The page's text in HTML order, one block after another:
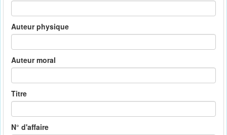
Auteur physique
Auteur moral
Titre
N° d'affaire